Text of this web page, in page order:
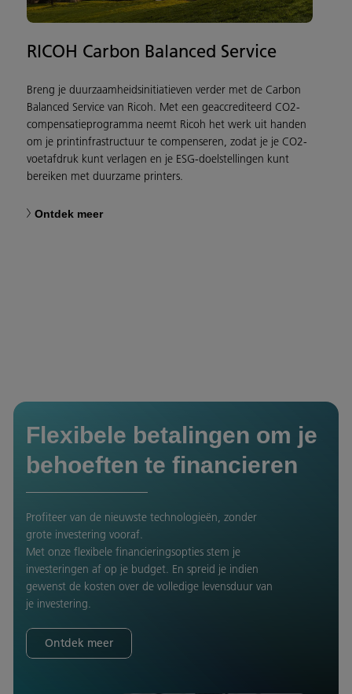
RICOH Carbon Balanced Service
Breng je duurzaamheidsinitiatieven verder met de Carbon
Balanced Service van Ricoh. Met een geaccrediteerd CO2-
compensatieprogramma neemt Ricoh het werk uit handen
om je printinfrastructuur te compenseren, zodat je je CO2-
voetafdruk kunt verlagen en je ESG-doelstellingen kunt
bereiken met duurzame printers.
Ontdek meer
Flexibele betalingen om je
behoeften te financieren
Profiteer van de nieuwste technologieën, zonder
grote investering vooraf.
Met onze flexibele financieringsopties stem je
investeringen af op je budget. En spreid je indien
gewenst de kosten over de volledige levensduur van
je investering.
Ontdek meer